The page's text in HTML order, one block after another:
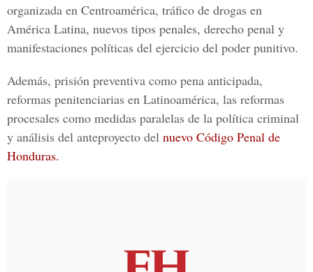
organizada en Centroamérica, tráfico de drogas en
América Latina, nuevos tipos penales, derecho penal y
manifestaciones políticas del ejercicio del poder punitivo.
Además, prisión preventiva como pena anticipada,
reformas penitenciarias en Latinoamérica, las reformas
procesales como medidas paralelas de la política criminal
y análisis del anteproyecto del nuevo Código Penal de
Honduras.